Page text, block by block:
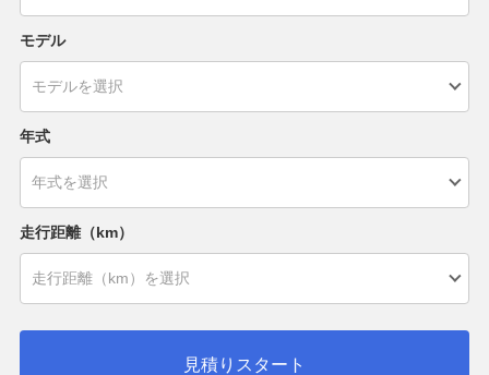
モデル
年式
走行距離（km）
見積りスタート